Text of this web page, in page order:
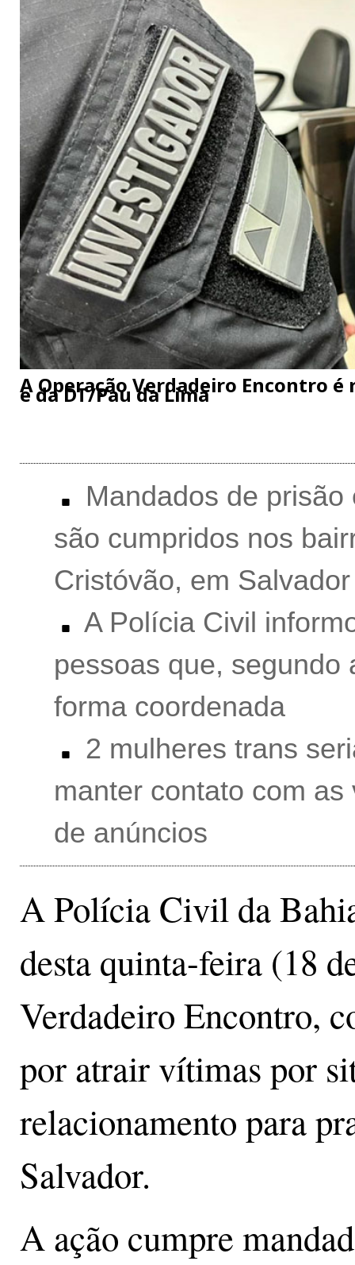
A Operação Verdadeiro Encontro é
e da DT/Pau da Lima
Mandados de
são cumpridos nos
Cristóvão, em Salvador
A Polícia Civil
pessoas que, segundo
forma coordenada
2 mulheres trans
manter contato com
de anúncios
A Polícia Civil da
desta quinta-feira (18
Verdadeiro Encontro,
por atrair vítimas por
relacionamento para
Salvador.
A ação cumpre